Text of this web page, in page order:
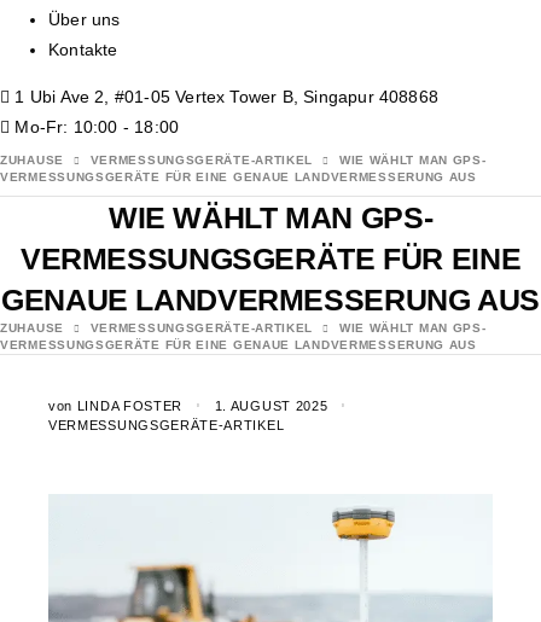
Über uns
Kontakte
1 Ubi Ave 2, #01-05 Vertex Tower B, Singapur 408868
Mo-Fr: 10:00 - 18:00
ZUHAUSE VERMESSUNGSGERÄTE-ARTIKEL
WIE WÄHLT MAN GPS-
VERMESSUNGSGERÄTE FÜR EINE GENAUE LANDVERMESSERUNG AUS
WIE WÄHLT MAN GPS-
VERMESSUNGSGERÄTE FÜR EINE
GENAUE LANDVERMESSERUNG AUS
ZUHAUSE VERMESSUNGSGERÄTE-ARTIKEL
WIE WÄHLT MAN GPS-
VERMESSUNGSGERÄTE FÜR EINE GENAUE LANDVERMESSERUNG AUS
von LINDA FOSTER
1. AUGUST 2025
VERMESSUNGSGERÄTE-ARTIKEL